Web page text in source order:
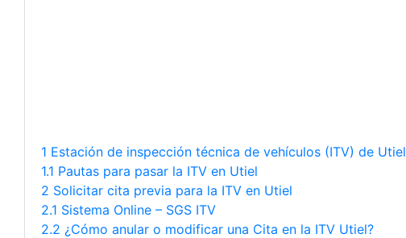
1 Estación de inspección técnica de vehículos (ITV) de Utiel
1.1 Pautas para pasar la ITV en Utiel
2 Solicitar cita previa para la ITV en Utiel
2.1 Sistema Online – SGS ITV
2.2 ¿Cómo anular o modificar una Cita en la ITV Utiel?